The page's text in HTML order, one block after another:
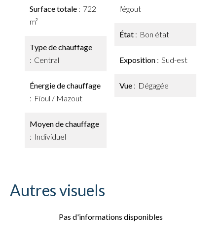
Surface totale
722
m²
Type de chauffage
Central
Énergie de chauffage
Fioul / Mazout
Moyen de chauffage
Individuel
l'égout
État Bon état
Exposition Sud-est
Vue Dégagée
Autres visuels
Pas d'informations disponibles